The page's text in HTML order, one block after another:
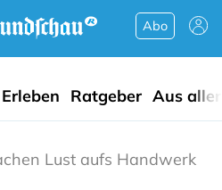
Erleben Ratgeber Aus
Abo
Lust aufs Handwerk